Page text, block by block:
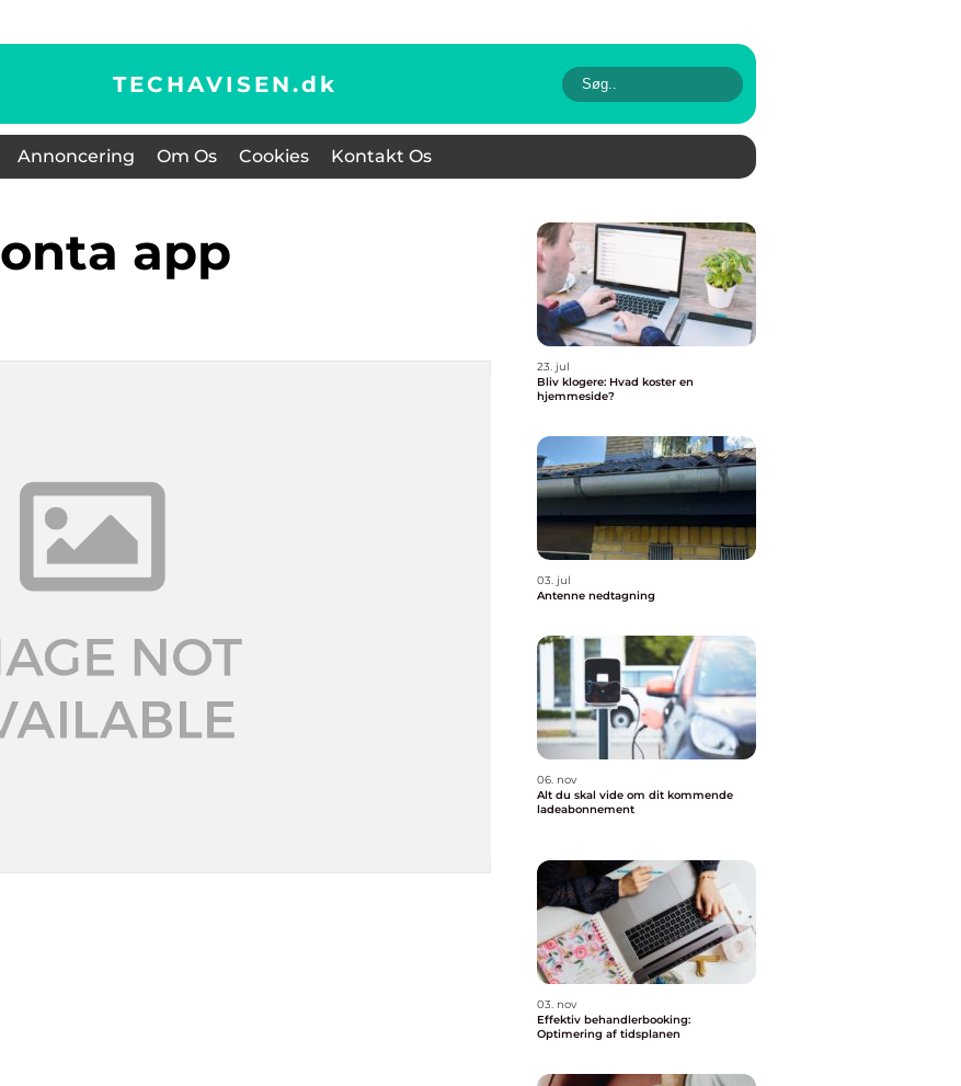
TECHAVISEN.dk
Annoncering Om Os Cookies Kontakt Os
monta app
23. jul
Bliv klogere: Hvad koster en
hjemmeside?
03. jul
Antenne nedtagning
06. nov
Alt du skal vide om dit kommende
ladeabonnement
03. nov
Effektiv behandlerbooking:
Optimering af tidsplanen